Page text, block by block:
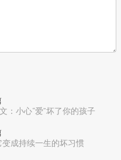
：小心“爱”坏了你的孩子
成持续一生的坏习惯